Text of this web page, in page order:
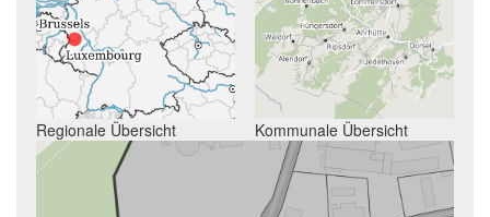
Regionale Übersicht Kommunale Übersicht